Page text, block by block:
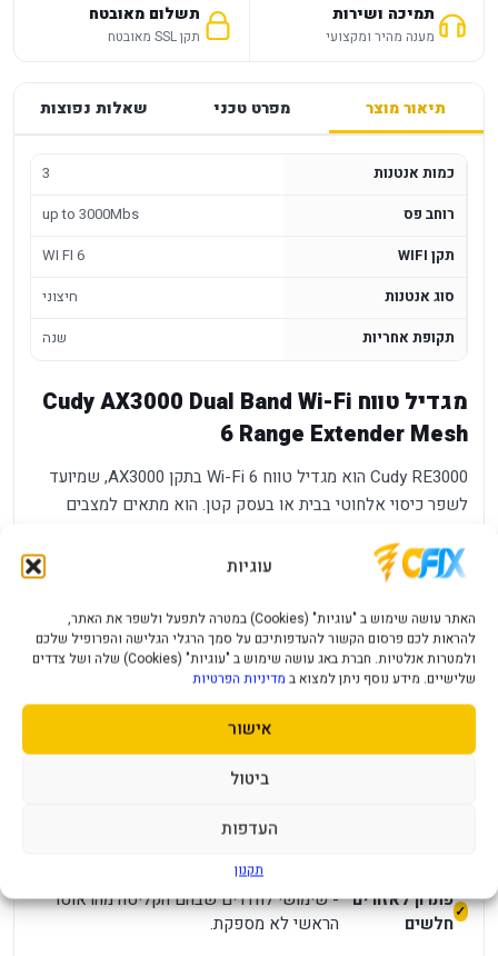
עוגיות
האתר עושה שימוש ב "עוגיות" (Cookies) במטרה לתפעל ולשפר את האתר,
להראות לכם פרסום הקשור להעדפותיכם על סמך הרגלי הגלישה והפרופיל שלכם
ולמטרות אנלטיות. חברת באג עושה שימוש ב "עוגיות" (Cookies) שלה ושל צדדים
שלישיים. מידע נוסף ניתן למצוא ב מדיניות הפרטיות
אישור
ביטול
העדפות
תקנון
תמיכה ושירות
מענה מהיר ומקצועי
תשלום מאובטח
תקן SSL מאובטח
תיאור מוצר מפרט טכני שאלות נפוצות
כמות אנטנות
3
רוחב פס
up to 3000Mbs
תקן WIFI
WI FI 6
סוג אנטנות
חיצוני
תקופת אחריות
שנה
מגדיל טווח Cudy AX3000 Dual Band Wi-Fi
6 Range Extender Mesh
Cudy RE3000 הוא מגדיל טווח Wi-Fi 6 בתקן AX3000, שמיועד
לשפר כיסוי אלחוטי בבית או בעסק קטן. הוא מתאים למצבים
בחיבור Mesh עם ציוד Cudy תואם.
יתרונות מרכזיים
Wi-Fi 6
AX3000
- מהירות גבוהה יותר ויעילות טובה יותר לעומת
מגדילי טווח ישנים.
- מאפשרים ביצועים טובים יותר עם ציוד
פתרון לאזורים
חלשים
- שימושי לחדרים שבהם הקליטה מהראוטר
הראשי לא מספקת.